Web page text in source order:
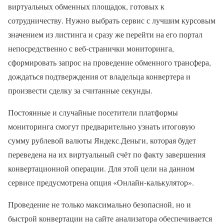
виртуальных обменных площадок, готовых к
сотрудничеству. Нужно выбрать сервис с лучшим курсовым
значением из листинга и сразу же перейти на его портал
непосредственно с веб-странички мониторинга,
сформировать запрос на проведение обменного трансфера,
дождаться подтверждения от владельца конвертера и
произвести сделку за считанные секунды.
Постоянные и случайные посетители платформы
мониторинга смогут предварительно узнать итоговую
сумму рублевой валюты Яндекс.Деньги, которая будет
переведена на их виртуальный счёт по факту завершения
конвертационной операции. Для этой цели на данном
сервисе предусмотрена опция «Онлайн-калькулятор».
Проведение не только максимально безопасной, но и
быстрой конвертации на сайте анализатора обеспечивается